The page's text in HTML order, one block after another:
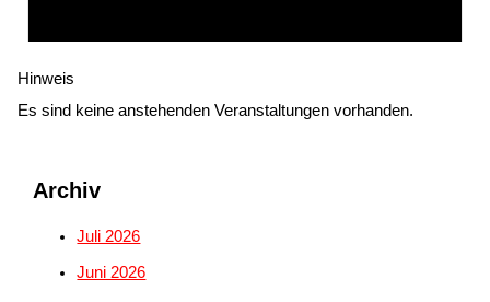
Hinweis
Es sind keine anstehenden Veranstaltungen vorhanden.
Archiv
Juli 2026
Juni 2026